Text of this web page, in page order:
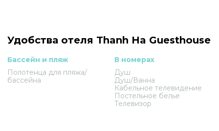
Удобства отеля Thanh Ha Guesthouse
Бассейн и пляж
Полотенца для пляжа/
бассейна
В номерах
Душ
Душ/Ванна
Кабельное телевидение
Постельное белье
Телевизор